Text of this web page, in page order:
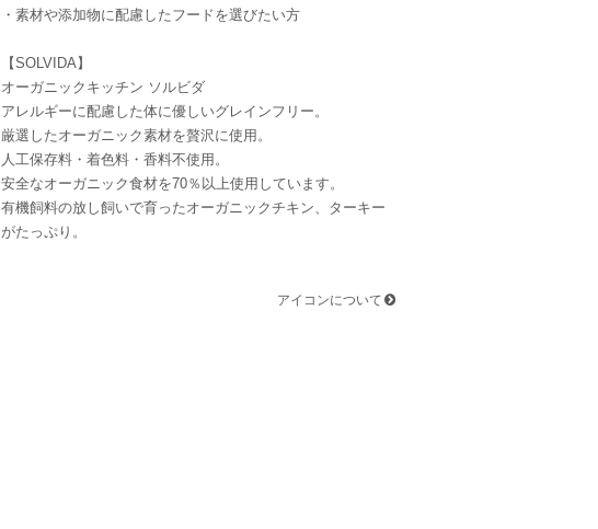
・素材や添加物に配慮したフードを選びたい方
【SOLVIDA】
オーガニックキッチン ソルビダ
アレルギーに配慮した体に優しいグレインフリー。
厳選したオーガニック素材を贅沢に使用。
人工保存料・着色料・香料不使用。
安全なオーガニック食材を70％以上使用しています。
有機飼料の放し飼いで育ったオーガニックチキン、ターキー
がたっぷり。
アイコンについて